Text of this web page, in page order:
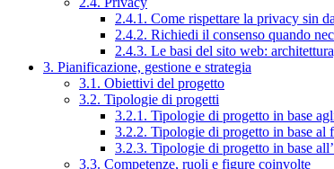
2.4.1. Come rispettare la privacy sin
2.4.2. Richiedi il consenso quando
2.4.3. Le basi del sito web:
3. Pianificazione, gestione e strategia
3.1. Obiettivi del progetto
3.2. Tipologie di progetti
3.2.1. Tipologie di progetto in base
3.2.2. Tipologie di progetto in base al
3.2.3. Tipologie di progetto in base
3.3. Competenze, ruoli e figure coinvolte